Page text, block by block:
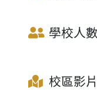
學校人
校區影片